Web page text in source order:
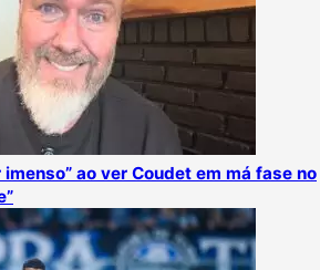
ao ver Coudet em má fase no